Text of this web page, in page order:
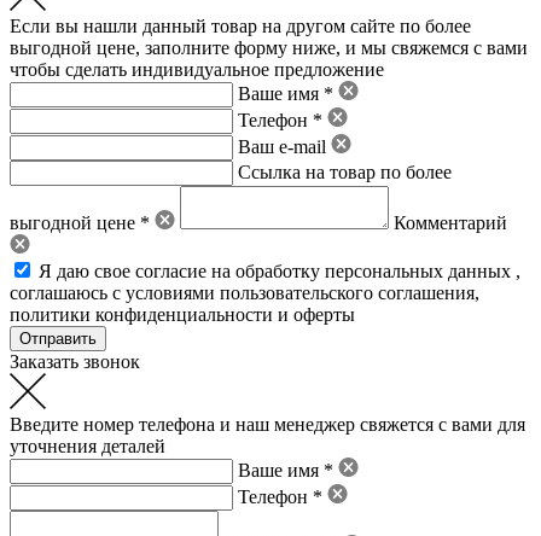
Если вы нашли данный товар на другом сайте по более
выгодной цене, заполните форму ниже, и мы свяжемся с вами
чтобы сделать индивидуальное предложение
Ваше имя *
Телефон *
Ваш e-mail
Ссылка на товар по более
выгодной цене * Комментарий
Я даю свое согласие на обработку персональных данных ,
соглашаюсь с условиями пользовательского соглашения,
политики конфиденциальности и оферты
Заказать звонок
Введите номер телефона и наш менеджер свяжется с вами для
уточнения деталей
Ваше имя *
Телефон *